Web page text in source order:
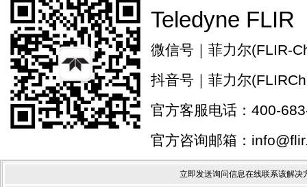
Teledyne FLIR
微信号｜菲力尔(FLIR-
抖音号｜菲力尔
官方客服电话：400-
官方咨询邮箱：
立即发送询问信息在线联系该解决